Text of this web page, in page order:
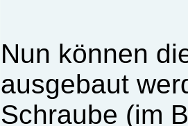
Nun können
ausgebaut
Schraube (im